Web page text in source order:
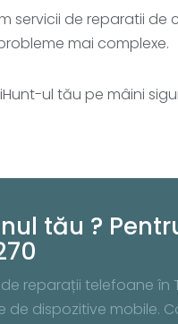
servicii de reparatii
mai complexe.
ul tău pe mâini
tău ?
reparații telefoane în
de dispozitive mobile.